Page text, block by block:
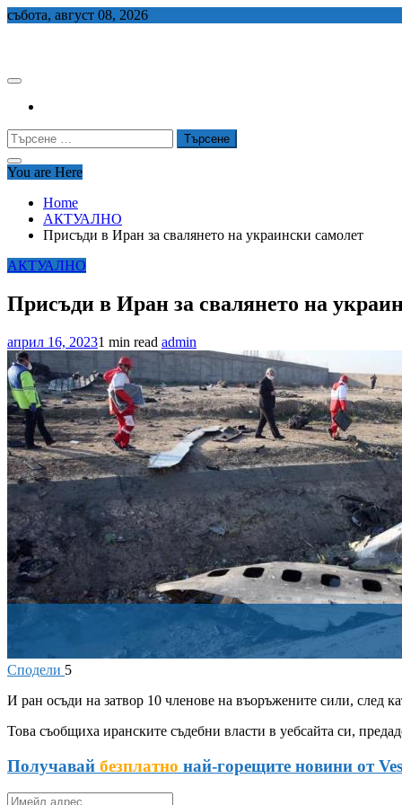
Skip
събота, август 08, 2026
Търсене
за:
You are Here
Home
АКТУАЛНО
Присъди в Иран за свалянето на украински самолет
АКТУАЛНО
Присъди в Иран за свалянето на
април 16, 20231 min read admin
Сподели 5
И ран осъди на затвор 10 членове на въоръжените сили, след
Това съобщиха иранските съдебни власти в уебсайта си,
Получавай безплатно най-горещите новини от